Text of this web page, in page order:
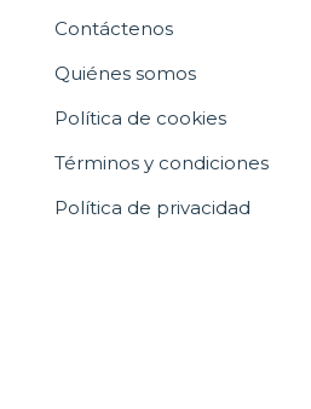
Contáctenos
Quiénes somos
Política de cookies
Términos y condiciones
Política de privacidad